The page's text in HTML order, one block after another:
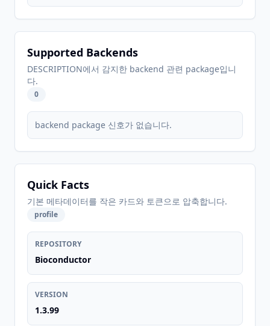
Supported Backends
DESCRIPTION에서 감지한 backend 관련 package입니
다.
0
backend package 신호가 없습니다.
Quick Facts
기본 메타데이터를 작은 카드와 토큰으로 압축합니다.
profile
REPOSITORY
Bioconductor
VERSION
1.3.99